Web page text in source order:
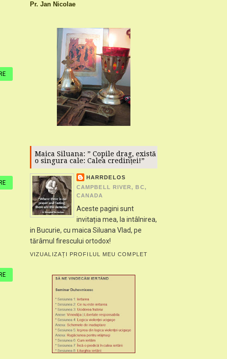
Pr. Jan Nicolae
Maica Siluana: ” Copile drag, există
o singura cale: Calea credinței!”
HARRDELOS
CAMPBELL RIVER, BC,
CANADA
Aceste pagini sunt
invitația mea, la intâlnirea,
in Bucurie, cu maica Siluana Vlad, pe
tărâmul firescului ortodox!
VIZUALIZAȚI PROFILUL MEU COMPLET